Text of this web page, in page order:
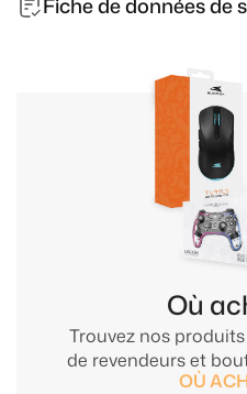
Trouvez nos
de revendeurs et
Où
OÙ